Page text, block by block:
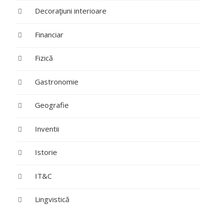
Decoraţiuni interioare
Financiar
Fizică
Gastronomie
Geografie
Inventii
Istorie
IT&C
Lingvistică